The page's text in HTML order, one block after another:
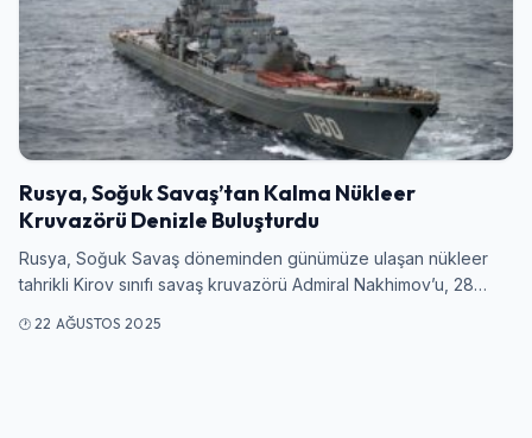
Rusya, Soğuk Savaş’tan Kalma Nükleer
Kruvazörü Denizle Buluşturdu
Rusya, Soğuk Savaş döneminden günümüze ulaşan nükleer
tahrikli Kirov sınıfı savaş kruvazörü Admiral Nakhimov’u, 28…
22 AĞUSTOS 2025
Giriş Yap
Kullanıcı Adı veya E-posta
Şifre